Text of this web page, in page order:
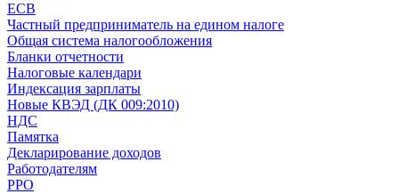
ЕСВ
Частный предприниматель на едином налоге
Общая система налогообложения
Бланки отчетности
Налоговые календари
Индексация зарплаты
Новые КВЭД (ДК 009:2010)
НДС
Памятка
Декларирование доходов
Работодателям
РРО